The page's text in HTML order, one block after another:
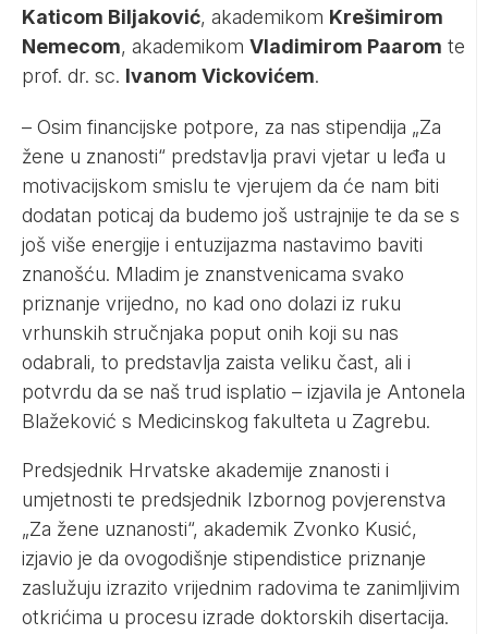
Katicom Biljaković, akademikom Krešimirom
Nemecom, akademikom Vladimirom Paarom te
prof. dr. sc. Ivanom Vickovićem.
– Osim financijske potpore, za nas stipendija „Za
žene u znanosti“ predstavlja pravi vjetar u leđa u
motivacijskom smislu te vjerujem da će nam biti
dodatan poticaj da budemo još ustrajnije te da se s
još više energije i entuzijazma nastavimo baviti
znanošću. Mladim je znanstvenicama svako
priznanje vrijedno, no kad ono dolazi iz ruku
vrhunskih stručnjaka poput onih koji su nas
odabrali, to predstavlja zaista veliku čast, ali i
potvrdu da se naš trud isplatio – izjavila je Antonela
Blažeković s Medicinskog fakulteta u Zagrebu.
Predsjednik Hrvatske akademije znanosti i
umjetnosti te predsjednik Izbornog povjerenstva
„Za žene uznanosti“, akademik Zvonko Kusić,
izjavio je da ovogodišnje stipendistice priznanje
zaslužuju izrazito vrijednim radovima te zanimljivim
otkrićima u procesu izrade doktorskih disertacija.